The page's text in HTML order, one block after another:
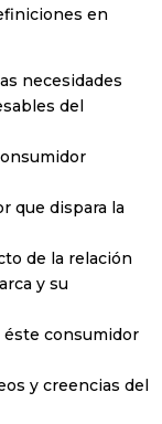
en
necesidades
del
que dispara la
de la relación
y su
éste consumidor
y creencias del